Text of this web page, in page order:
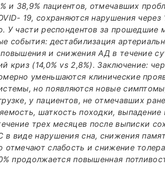
и 38,9% пациентов, отмечавших
19, сохраняются нарушения
У части респондентов за прошедшие
события: дестабилизация
и снижения АД в течение
криз (14,0% vs 2,8%). Заключение:
уменьшаются клинические
но появляются новые
у пациентов, не отмечавших
шаткость походки,
трех месяцев после выписки
виде нарушения сна, снижения
отмечают слабость и снижение
продолжается повышенная